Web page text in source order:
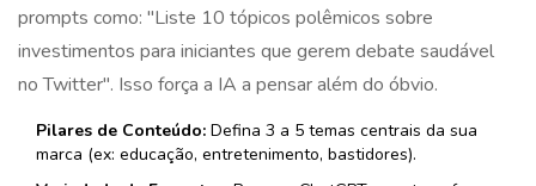
prompts como: "Liste 10 tópicos polêmicos sobre
investimentos para iniciantes que gerem debate saudável
no Twitter". Isso força a IA a pensar além do óbvio.
Pilares de Conteúdo: Defina 3 a 5 temas centrais da sua
marca (ex: educação, entretenimento, bastidores).